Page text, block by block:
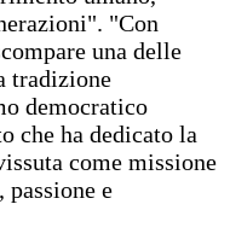
"Con
una delle
tradizione
democratico
che ha dedicato la
come missione
e